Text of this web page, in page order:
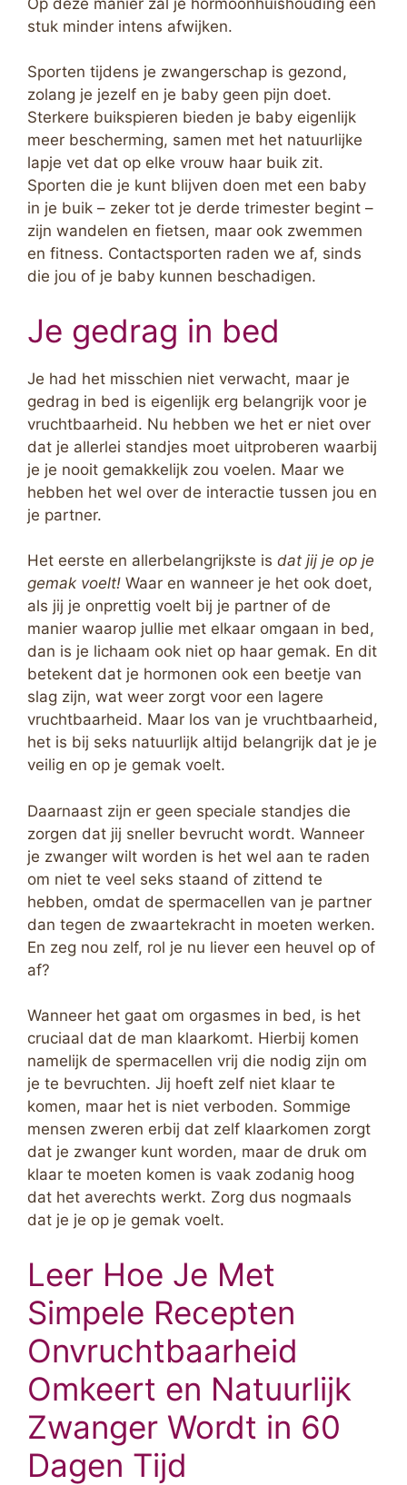
stuk minder intens afwijken.
Sporten tijdens je zwangerschap is gezond,
zolang je jezelf en je baby geen pijn doet.
Sterkere buikspieren bieden je baby eigenlijk
meer bescherming, samen met het natuurlijke
lapje vet dat op elke vrouw haar buik zit.
Sporten die je kunt blijven doen met een baby
in je buik – zeker tot je derde trimester begint –
zijn wandelen en fietsen, maar ook zwemmen
en fitness. Contactsporten raden we af, sinds
die jou of je baby kunnen beschadigen.
Je gedrag in bed
Je had het misschien niet verwacht, maar je
gedrag in bed is eigenlijk erg belangrijk voor je
vruchtbaarheid. Nu hebben we het er niet over
dat je allerlei standjes moet uitproberen waarbij
je je nooit gemakkelijk zou voelen. Maar we
hebben het wel over de interactie tussen jou en
je partner.
Het eerste en allerbelangrijkste is dat jij je op je
gemak voelt! Waar en wanneer je het ook doet,
als jij je onprettig voelt bij je partner of de
manier waarop jullie met elkaar omgaan in bed,
dan is je lichaam ook niet op haar gemak. En dit
betekent dat je hormonen ook een beetje van
slag zijn, wat weer zorgt voor een lagere
vruchtbaarheid. Maar los van je vruchtbaarheid,
het is bij seks natuurlijk altijd belangrijk dat je je
veilig en op je gemak voelt.
Daarnaast zijn er geen speciale standjes die
zorgen dat jij sneller bevrucht wordt. Wanneer
je zwanger wilt worden is het wel aan te raden
om niet te veel seks staand of zittend te
hebben, omdat de spermacellen van je partner
dan tegen de zwaartekracht in moeten werken.
En zeg nou zelf, rol je nu liever een heuvel op of
af?
Wanneer het gaat om orgasmes in bed, is het
cruciaal dat de man klaarkomt. Hierbij komen
namelijk de spermacellen vrij die nodig zijn om
je te bevruchten. Jij hoeft zelf niet klaar te
komen, maar het is niet verboden. Sommige
mensen zweren erbij dat zelf klaarkomen zorgt
dat je zwanger kunt worden, maar de druk om
klaar te moeten komen is vaak zodanig hoog
dat het averechts werkt. Zorg dus nogmaals
dat je je op je gemak voelt.
Leer Hoe Je Met
Simpele Recepten
Onvruchtbaarheid
Omkeert en Natuurlijk
Zwanger Wordt in 60
Dagen Tijd